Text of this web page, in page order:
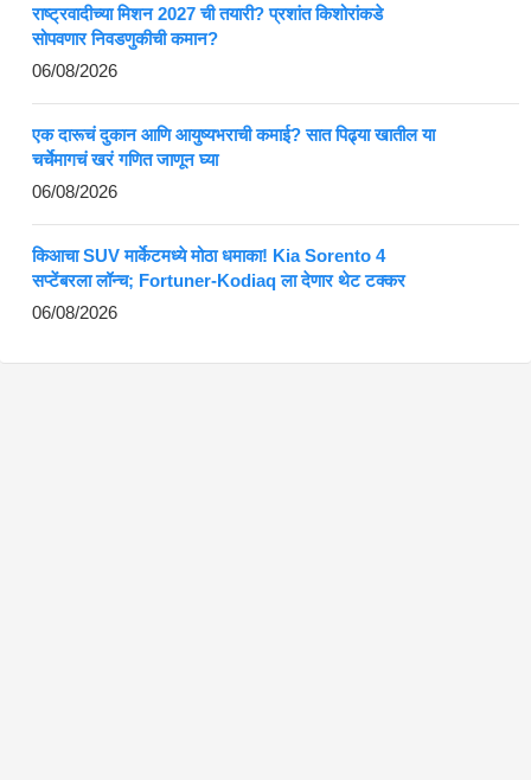
राष्ट्रवादीच्या मिशन 2027 ची तयारी? प्रशांत किशोरांकडे
सोपवणार निवडणुकीची कमान?
06/08/2026
एक दारूचं दुकान आणि आयुष्यभराची कमाई? सात पिढ्या खातील या
चर्चेमागचं खरं गणित जाणून घ्या
06/08/2026
किआचा SUV मार्केटमध्ये मोठा धमाका! Kia Sorento 4
सप्टेंबरला लॉन्च; Fortuner-Kodiaq ला देणार थेट टक्कर
06/08/2026